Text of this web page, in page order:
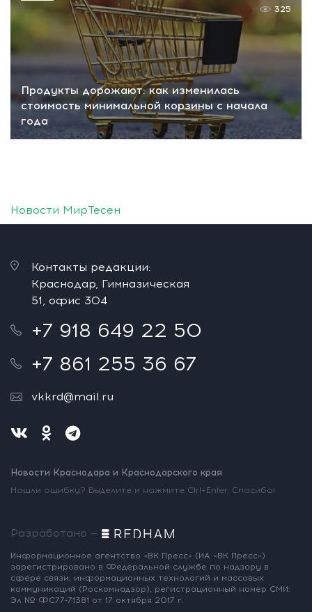
Продукты дорожают: как изменилась
стоимость минимальной корзины с начала
года
325
Новости МирТесен
Контакты редакции:
Краснодар, Гимназическая
51, офис 304
+7 918 649 22 50
+7 861 255 36 67
vkkrd@mail.ru
Новости Краснодара и Краснодарского края
Нашли ошибку? Выделите и нажмите Ctrl+Enter. Спасибо!
Разработано —
Информационное агентство «ВК Пресс» (ИА «ВК Пресс»)
зарегистрировано в Федеральной службе по надзору в
сфере связи, информационных технологий и массовых
коммуникаций (Роскомнадзор), регистрационный номер СМИ:
Эл № ФС77-71381 от 17 октября 2017 г.